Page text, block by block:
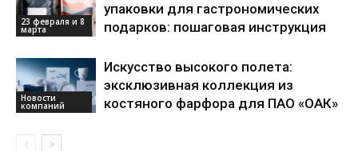
23 февраля и 8
марта
упаковки для гастрономических
подарков: пошаговая инструкция
Новости
компаний
Искусство высокого полета:
эксклюзивная коллекция из
костяного фарфора для ПАО «ОАК»